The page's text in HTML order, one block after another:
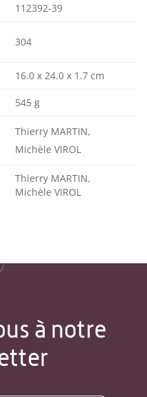
112392-39
304
16.0 x 24.0 x 1.7 cm
545 g
Thierry MARTIN,
Michèle VIROL
Thierry MARTIN,
Michèle VIROL
à notre